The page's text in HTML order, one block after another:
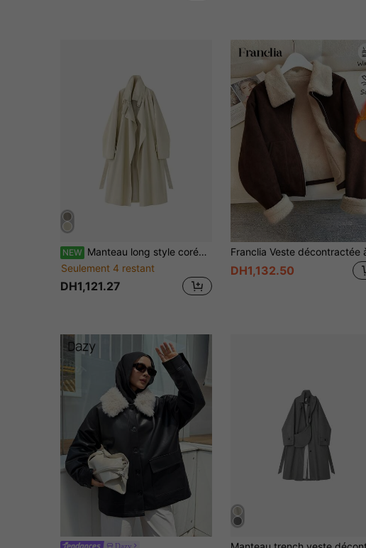
NEW Manteau long style coréen décontracté, veste à col montant et boutons, tenue d'aéroport, voyage, quotidien, printemps, automne
Seulement 4 restant
DH1,121.27
DH1,132.50
Dazy